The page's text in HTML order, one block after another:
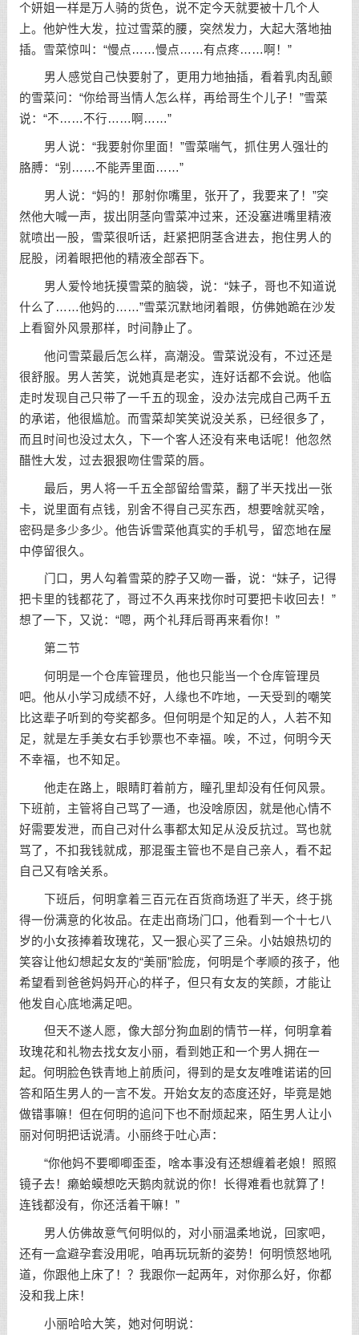
个妍姐一样是万人骑的货色，说不定今天就要被十几个人
上。他妒性大发，拉过雪菜的腰，突然发力，大起大落地抽
插。雪菜惊叫：“慢点……慢点……有点疼……啊！”
男人感觉自己快要射了，更用力地抽插，看着乳肉乱颤
的雪菜问：“你给哥当情人怎么样，再给哥生个儿子！”雪菜
说：“不……不行……啊……”
男人说：“我要射你里面！”雪菜喘气，抓住男人强壮的
胳膊：“别……不能弄里面……”
男人说：“妈的！那射你嘴里，张开了，我要来了！”突
然他大喊一声，拔出阴茎向雪菜冲过来，还没塞进嘴里精液
就喷出一股，雪菜很听话，赶紧把阴茎含进去，抱住男人的
屁股，闭着眼把他的精液全部吞下。
男人爱怜地抚摸雪菜的脑袋，说：“妹子，哥也不知道说
什么了……他妈的……”雪菜沉默地闭着眼，仿佛她跪在沙发
上看窗外风景那样，时间静止了。
他问雪菜最后怎么样，高潮没。雪菜说没有，不过还是
很舒服。男人苦笑，说她真是老实，连好话都不会说。他临
走时发现自己只带了一千五的现金，没办法完成自己两千五
的承诺，他很尴尬。而雪菜却笑笑说没关系，已经很多了，
而且时间也没过太久，下一个客人还没有来电话呢！他忽然
醋性大发，过去狠狠吻住雪菜的唇。
最后，男人将一千五全部留给雪菜，翻了半天找出一张
卡，说里面有点钱，别舍不得自己买东西，想要啥就买啥，
密码是多少多少。他告诉雪菜他真实的手机号，留恋地在屋
中停留很久。
门口，男人勾着雪菜的脖子又吻一番，说：“妹子，记得
把卡里的钱都花了，哥过不久再来找你时可要把卡收回去！”
想了一下，又说：“嗯，两个礼拜后哥再来看你！”
第二节
何明是一个仓库管理员，他也只能当一个仓库管理员
吧。他从小学习成绩不好，人缘也不咋地，一天受到的嘲笑
比这辈子听到的夸奖都多。但何明是个知足的人，人若不知
足，就是左手美女右手钞票也不幸福。唉，不过，何明今天
不幸福，也不知足。
他走在路上，眼睛盯着前方，瞳孔里却没有任何风景。
下班前，主管将自己骂了一通，也没啥原因，就是他心情不
好需要发泄，而自己对什么事都太知足从没反抗过。骂也就
骂了，不扣我钱就成，那混蛋主管也不是自己亲人，看不起
自己又有啥关系。
下班后，何明拿着三百元在百货商场逛了半天，终于挑
得一份满意的化妆品。在走出商场门口，他看到一个十七八
岁的小女孩捧着玫瑰花，又一狠心买了三朵。小姑娘热切的
笑容让他幻想起女友的“美丽”脸庞，何明是个孝顺的孩子，他
希望看到爸爸妈妈开心的样子，但只有女友的笑颜，才能让
他发自心底地满足吧。
但天不遂人愿，像大部分狗血剧的情节一样，何明拿着
玫瑰花和礼物去找女友小丽，看到她正和一个男人拥在一
起。何明脸色铁青地上前质问，得到的是女友唯唯诺诺的回
答和陌生男人的一言不发。开始女友的态度还好，毕竟是她
做错事嘛！但在何明的追问下也不耐烦起来，陌生男人让小
丽对何明把话说清。小丽终于吐心声：
“你他妈不要唧唧歪歪，啥本事没有还想缠着老娘！照照
镜子去！癞蛤蟆想吃天鹅肉就说的你！长得难看也就算了！
连钱都没有，你还活着干嘛！”
男人仿佛故意气何明似的，对小丽温柔地说，回家吧，
还有一盒避孕套没用呢，咱再玩玩新的姿势！何明愤怒地吼
道，你跟他上床了！？我跟你一起两年，对你那么好，你都
没和我上床！
小丽哈哈大笑，她对何明说：